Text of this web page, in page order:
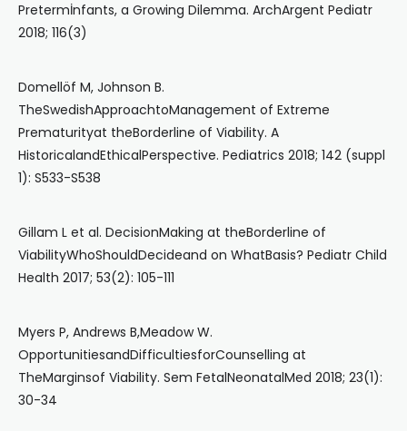
Pretermİnfants, a Growing Dilemma. ArchArgent Pediatr
2018; 116(3)
Domellöf M, Johnson B.
TheSwedishApproachtoManagement of Extreme
Prematurityat theBorderline of Viability. A
HistoricalandEthicalPerspective. Pediatrics 2018; 142 (suppl
1): S533-S538
Gillam L et al. DecisionMaking at theBorderline of
ViabilityWhoShouldDecideand on WhatBasis? Pediatr Child
Health 2017; 53(2): 105-111
Myers P, Andrews B,Meadow W.
OpportunitiesandDifficultiesforCounselling at
TheMarginsof Viability. Sem FetalNeonatalMed 2018; 23(1):
30-34